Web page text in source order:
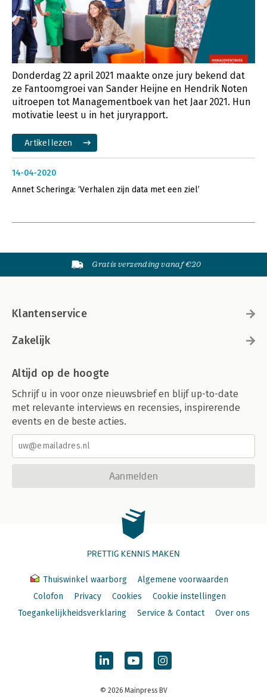
Donderdag 22 april 2021 maakte onze jury bekend dat
ze Fantoomgroei van Sander Heijne en Hendrik Noten
uitroepen tot Managementboek van het Jaar 2021. Hun
motivatie leest u in het juryrapport.
Artikel lezen
14-04-2020
Annet Scheringa: ‘Verhalen zijn data met een ziel’
Gratis verzending vanaf €20
Klantenservice
Zakelijk
Altijd op de hoogte
Schrijf u in voor onze nieuwsbrief en blijf up-to-date
met relevante interviews en recensies, inspirerende
events en de beste acties.
Aanmelden
PRETTIG KENNIS MAKEN
Thuiswinkel waarborg
Algemene voorwaarden
Colofon
Privacy Cookies
Cookie instellingen
Toegankelijkheidsverklaring
Service & Contact Over ons
© 2026 Mainpress BV